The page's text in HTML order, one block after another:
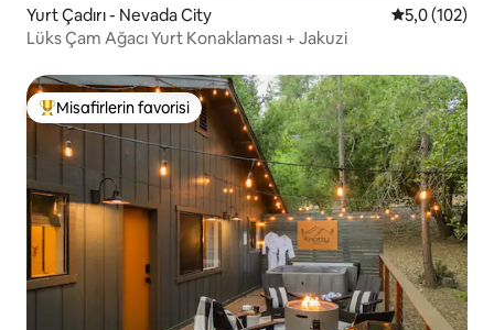
Yurt Çadırı - Nevada City 5 üzerinden
5,0 (102)
Lüks Çam Ağacı Yurt Konaklaması + Jakuzi
Misafirlerin favorilerinden en beğenilenler arasında
Misafirlerin favorisi